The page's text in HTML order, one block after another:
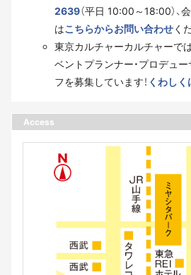
2639（平日 10:00～18:00）、
はこちらからお問い合わせく
東京カルチャーカルチャーで
ベントプランナー・プロデュ
フを募集しています！ くわしく
Access